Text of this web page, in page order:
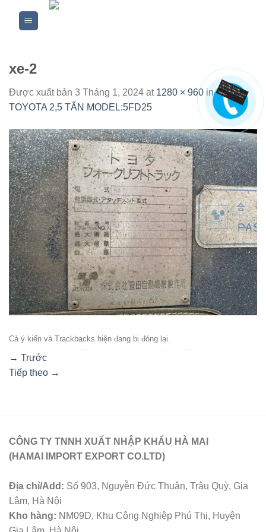
xe-2
Được xuất bản 3 Tháng 1, 2024 at 1280 × 960 inXE
TOYOTA 2,5 TẤN MODEL:5FD25
Cả ý kiến ​​và Trackbacks hiện đang bị đóng lại.
→ Trước
Tiếp theo →
CÔNG TY TNNH XUẤT NHẬP KHẨU HÀ MAI
(HAMAI IMPORT EXPORT CO.LTD)
Địa chỉ/Add: Số 903, Nguyễn Đức Thuận, Trâu Quỳ, Gia
Lâm, Hà Nội
Kho hàng: NM09D, Khu Công Nghiệp Phú Thị, Huyện